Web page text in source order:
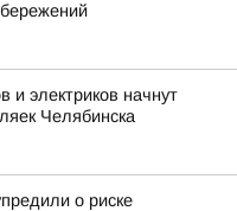
и электриков начнут
Челябинска
о риске